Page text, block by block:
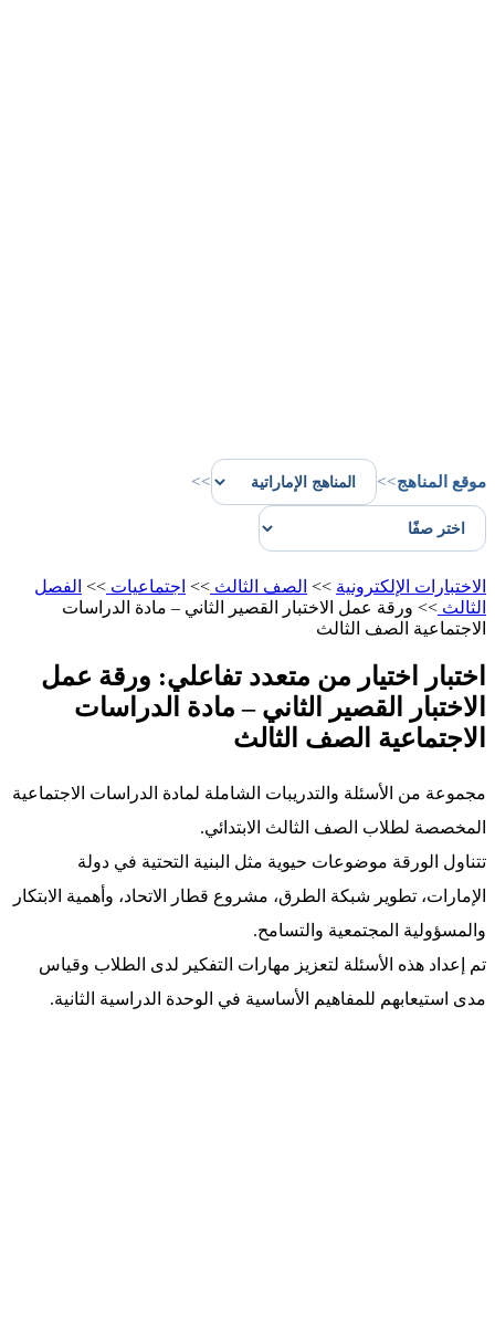
موقع المناهج>>
>>
الاختبارات الإلكترونية >> الصف الثالث >> اجتماعيات >> الفصل
الثالث >> ورقة عمل الاختبار القصير الثاني – مادة الدراسات
الاجتماعية الصف الثالث
اختبار اختيار من متعدد تفاعلي: ورقة عمل
الاختبار القصير الثاني – مادة الدراسات
الاجتماعية الصف الثالث
مجموعة من الأسئلة والتدريبات الشاملة لمادة الدراسات الاجتماعية
المخصصة لطلاب الصف الثالث الابتدائي.
تتناول الورقة موضوعات حيوية مثل البنية التحتية في دولة
الإمارات، تطوير شبكة الطرق، مشروع قطار الاتحاد، وأهمية الابتكار
والمسؤولية المجتمعية والتسامح.
تم إعداد هذه الأسئلة لتعزيز مهارات التفكير لدى الطلاب وقياس
مدى استيعابهم للمفاهيم الأساسية في الوحدة الدراسية الثانية.